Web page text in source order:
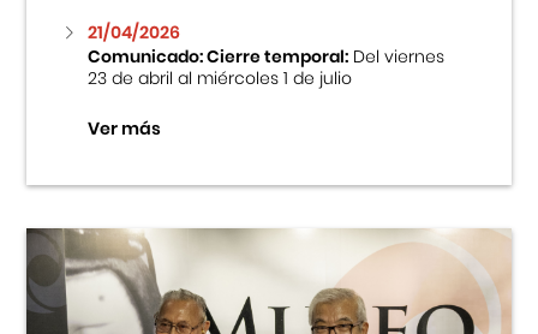
Fondo Editorial
Teatro Peruano Japonés
21/04/2026
Comunicado: Cierre temporal:Del viernes
23 de abril al miércoles 1 de julio
Ver más